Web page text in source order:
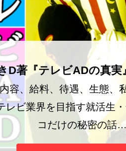
D著『テレビADの真実
容、給料、待遇、生態、
レビ業界を目指す就活生
コだけの秘密の話